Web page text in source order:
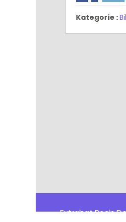
Kategorie :
Extrabat Pools